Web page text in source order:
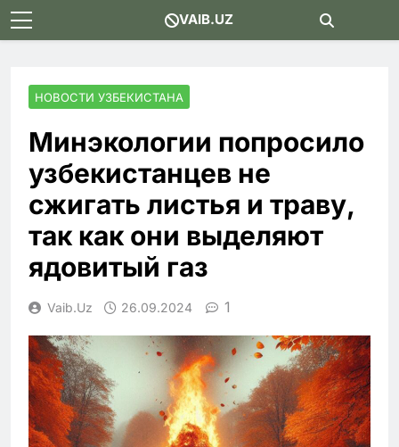
Skip
to
VAIB.UZ
НОВОСТИ УЗБЕКИСТАНА
Минэкологии попросило
узбекистанцев не
сжигать листья и траву,
так как они выделяют
ядовитый газ
Vaib.uz 26.09.2024 1